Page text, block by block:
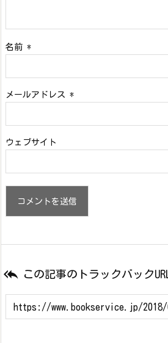
名前 *
メールアドレス *
ウェブサイト
 この記事のトラックバックURL